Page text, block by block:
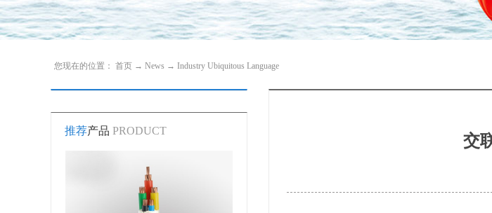
推荐产品 PRODUCT
您现在的位置： 首页 → News → Industry Ubiquitous Language
交